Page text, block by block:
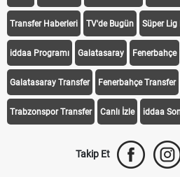
Transfer Haberleri TV'de Bugün Süper Lig
iddaa Programı Galatasaray Fenerbahçe
Galatasaray Transfer Fenerbahçe Transfer
Trabzonspor Transfer Canlı İzle iddaa
Takip Et